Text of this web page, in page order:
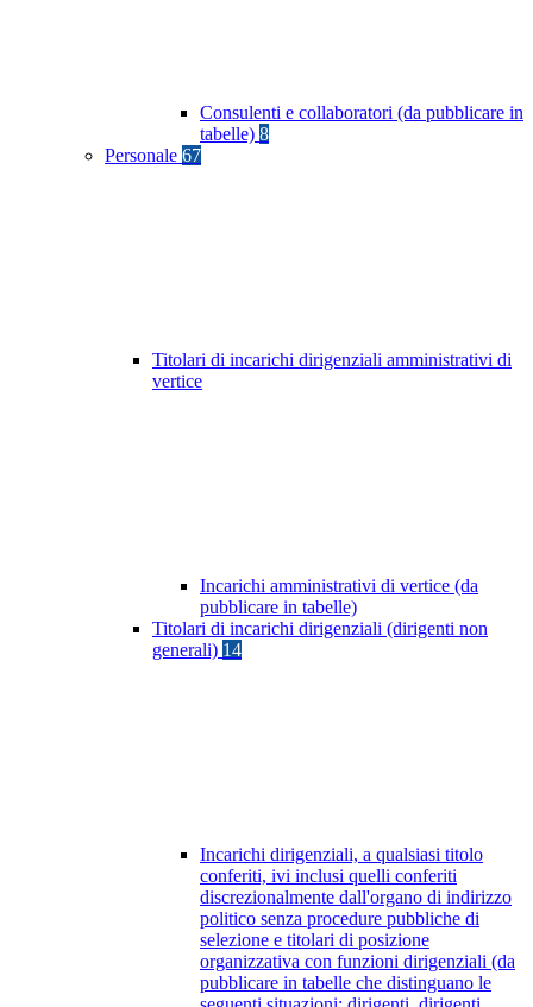
Consulenti e collaboratori (da pubblicare in
tabelle) 8
Personale 67
Titolari di incarichi dirigenziali amministrativi di
vertice
Incarichi amministrativi di vertice (da
pubblicare in tabelle)
Titolari di incarichi dirigenziali (dirigenti non
generali) 14
Incarichi dirigenziali, a qualsiasi titolo
conferiti, ivi inclusi quelli conferiti
discrezionalmente dall'organo di indirizzo
politico senza procedure pubbliche di
selezione e titolari di posizione
organizzativa con funzioni dirigenziali (da
pubblicare in tabelle che distinguano le